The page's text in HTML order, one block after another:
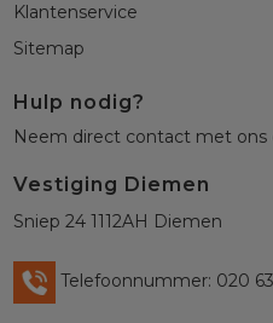
Klantenservice
Sitemap
Hulp nodig?
Neem direct contact met ons
Vestiging Diemen
Sniep 24 1112AH Diemen
Telefoonnummer: 020